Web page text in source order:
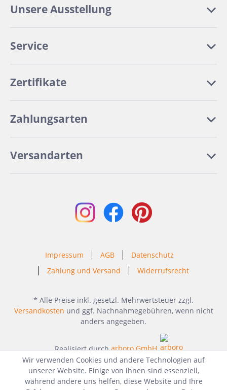
Unsere Ausstellung
Service
Zertifikate
Zahlungsarten
Versandarten
Impressum AGB
Datenschutz
Zahlung und Versand
Widerrufsrecht
* Alle Preise inkl. gesetzl. Mehrwertsteuer zzgl.
Versandkosten und ggf. Nachnahmegebühren, wenn nicht
anders angegeben.
Realisiert durcharboro GmbH
Wir verwenden Cookies und andere Technologien auf
unserer Website. Einige von ihnen sind essenziell,
während andere uns helfen, diese Website und Ihre